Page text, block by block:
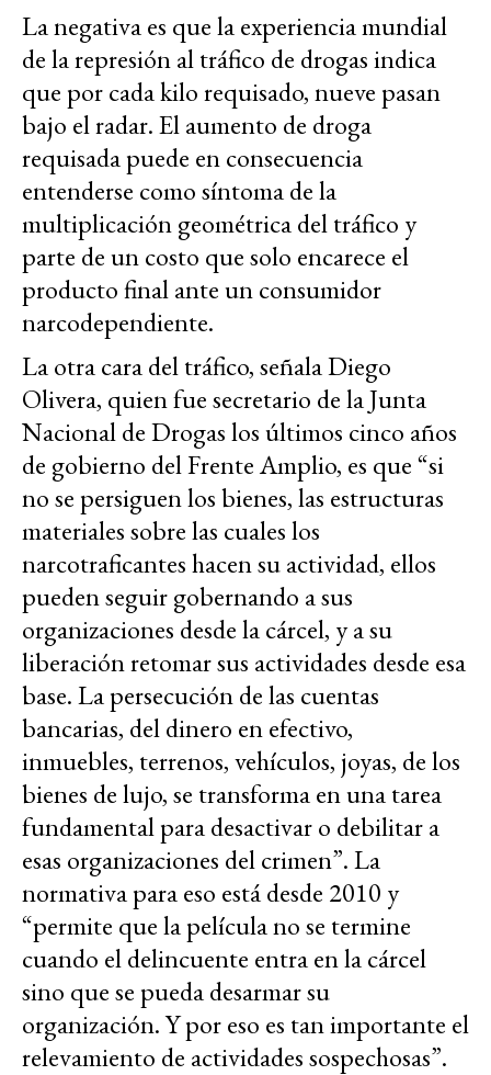
La negativa es que la experiencia mundial
de la represión al tráfico de drogas indica
que por cada kilo requisado, nueve pasan
bajo el radar. El aumento de droga
requisada puede en consecuencia
entenderse como síntoma de la
multiplicación geométrica del tráfico y
parte de un costo que solo encarece el
producto final ante un consumidor
narcodependiente.
La otra cara del tráfico, señala Diego
Olivera, quien fue secretario de la Junta
Nacional de Drogas los últimos cinco años
de gobierno del Frente Amplio, es que “si
no se persiguen los bienes, las estructuras
materiales sobre las cuales los
narcotraficantes hacen su actividad, ellos
pueden seguir gobernando a sus
organizaciones desde la cárcel, y a su
liberación retomar sus actividades desde esa
base. La persecución de las cuentas
bancarias, del dinero en efectivo,
inmuebles, terrenos, vehículos, joyas, de los
bienes de lujo, se transforma en una tarea
fundamental para desactivar o debilitar a
esas organizaciones del crimen”. La
normativa para eso está desde 2010 y
“permite que la película no se termine
cuando el delincuente entra en la cárcel
sino que se pueda desarmar su
organización. Y por eso es tan importante el
relevamiento de actividades sospechosas”.